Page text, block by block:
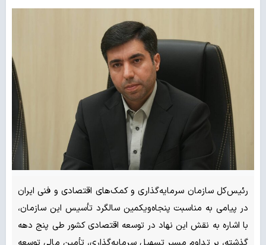
رئیس‌کل سازمان سرمایه‌گذاری و کمک‌های اقتصادی و فنی ایران
در پیامی به مناسبت پنجاه‌ویکمین سالگرد تأسیس این سازمان،
با اشاره به نقش این نهاد در توسعه اقتصادی کشور طی پنج دهه